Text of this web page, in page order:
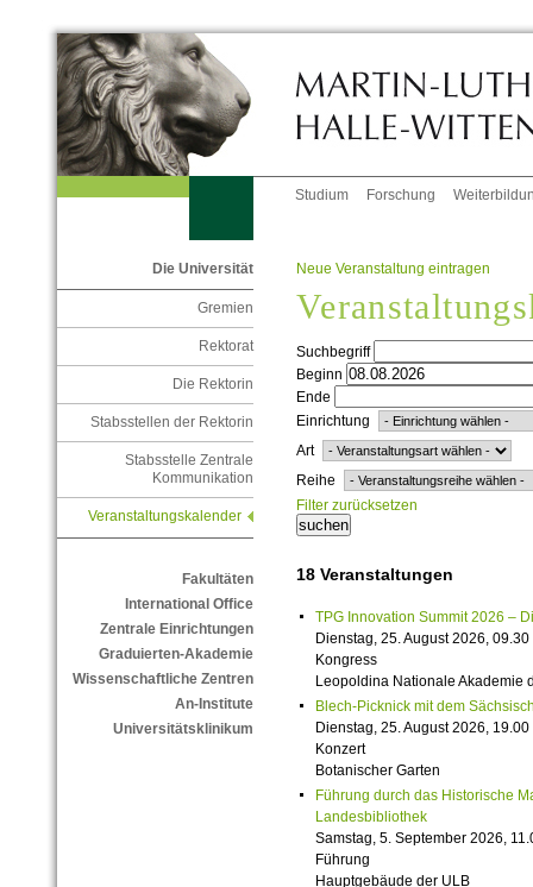
Studium Forschung
Die Universität
Gremien
Rektorat
Die Rektorin
Stabsstellen der Rektorin
Stabsstelle Zentrale
Kommunikation
Veranstaltungskalender
Fakultäten
International Office
Zentrale Einrichtungen
Graduierten-Akademie
Wissenschaftliche Zentren
An-Institute
Universitätsklinikum
Neue Veranstaltung eintragen
Suchbegriff
Beginn
Ende
Einrichtung
Art
Reihe
Filter zurücksetzen
18 Veranstaltungen
TPG Innovation Summit 2026 –
Dienstag, 25. August 2026,
Kongress
Leopoldina Nationale Akademie
Blech-Picknick mit dem
Dienstag, 25. August 2026,
Konzert
Botanischer Garten
Führung durch das Historische
Landesbibliothek
Samstag, 5. September 2026,
Führung
Hauptgebäude der ULB